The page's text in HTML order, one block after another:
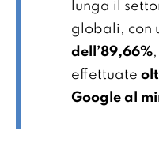
lunga il
globali, con
dell’89,66%
effettuate
Google al